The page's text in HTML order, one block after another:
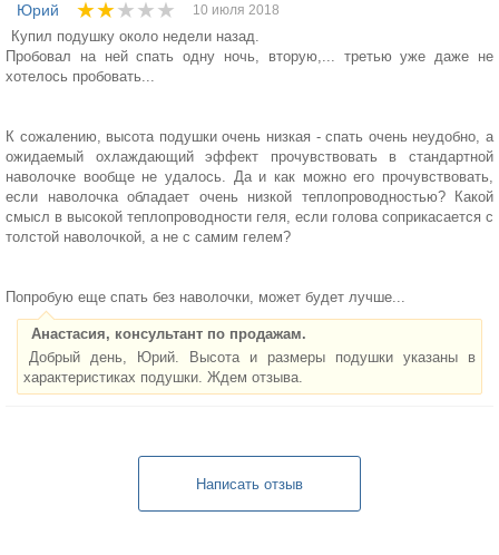
Юрий ★★★★★ 10 июля 2018
Купил подушку около недели назад.
Пробовал на ней спать одну ночь, вторую,... третью уже даже не
хотелось пробовать...
К сожалению, высота подушки очень низкая - спать очень неудобно, а
ожидаемый охлаждающий эффект прочувствовать в стандартной
наволочке вообще не удалось. Да и как можно его прочувствовать,
если наволочка обладает очень низкой теплопроводностью? Какой
смысл в высокой теплопроводности геля, если голова соприкасается с
толстой наволочкой, а не с самим гелем?
Попробую еще спать без наволочки, может будет лучше...
Анастасия, консультант по продажам.
Добрый день, Юрий. Высота и размеры подушки указаны в
характеристиках подушки. Ждем отзыва.